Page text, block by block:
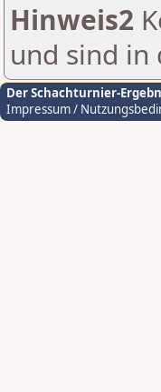
Hinweis2
und sind in
Der Schachturnier-
Impressum /